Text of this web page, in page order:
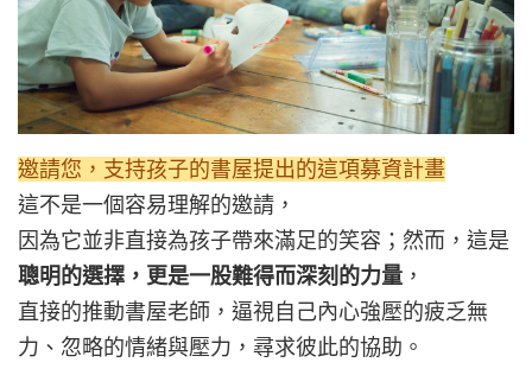
邀請您，支持孩子的書屋提出的這項募資計畫
這不是一個容易理解的邀請，
因為它並非直接為孩子帶來滿足的笑容；然而，這是
聰明的選擇，更是一股難得而深刻的力量 ，
直接的推動書屋老師，逼視自己內心強壓的疲乏無
力、忽略的情緒與壓力，尋求彼此的協助。